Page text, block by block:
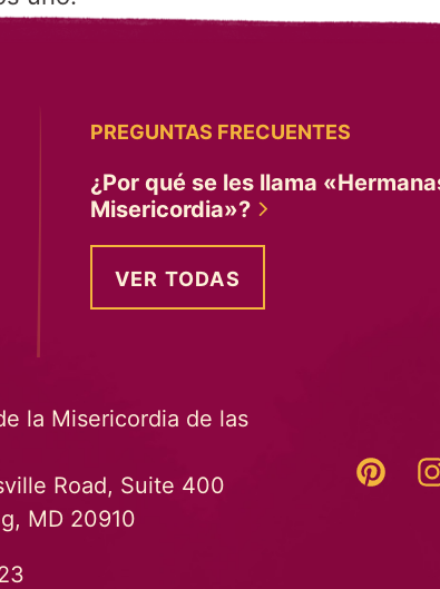
PREGUNTAS FRECUENTES
¿Por qué se les llama
Misericordia»?
VER TODAS
la Misericordia de las
Road, Suite 400
MD 20910